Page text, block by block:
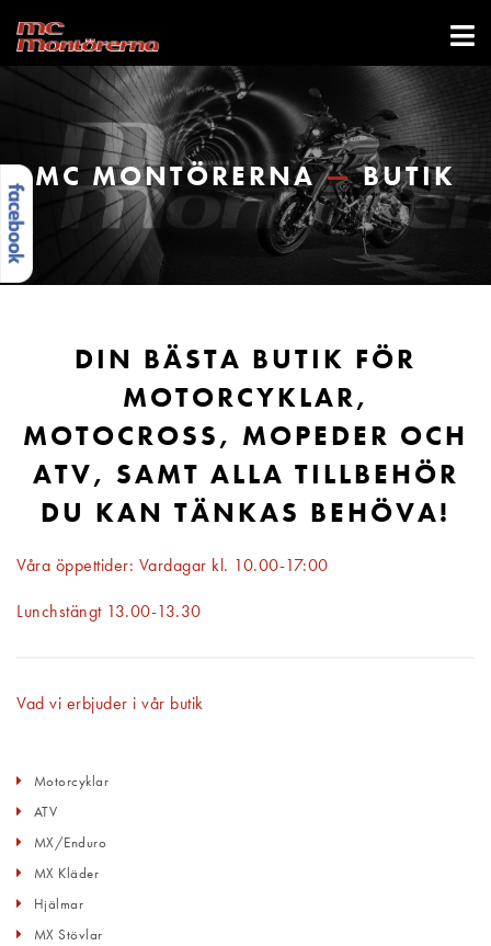
MC MONTÖRERNA—BUTIK
DIN BÄSTA BUTIK FÖR
MOTORCYKLAR,
MOTOCROSS, MOPEDER OCH
ATV, SAMT ALLA TILLBEHÖR
DU KAN TÄNKAS BEHÖVA!
Våra öppettider: Vardagar kl. 10.00-17:00
Lunchstängt 13.00-13.30
Vad vi erbjuder i vår butik
Motorcyklar
ATV
MX/Enduro
MX Kläder
Hjälmar
MX Stövlar